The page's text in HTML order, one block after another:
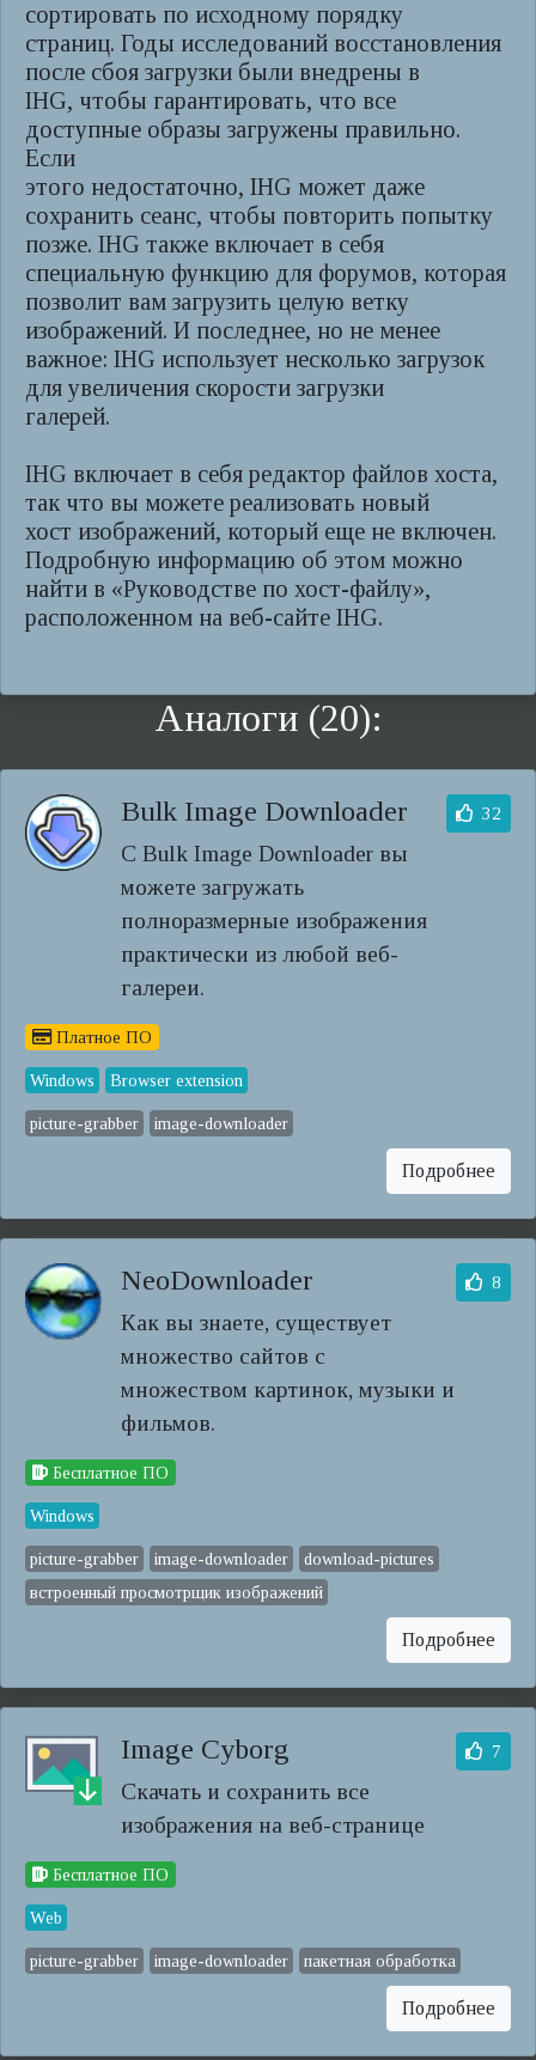
сортировать по исходному порядку
страниц. Годы исследований восстановления
после сбоя загрузки были внедрены в
IHG, чтобы гарантировать, что все
доступные образы загружены правильно.
Если
этого недостаточно, IHG может даже
сохранить сеанс, чтобы повторить попытку
позже. IHG также включает в себя
специальную функцию для форумов, которая
позволит вам загрузить целую ветку
изображений. И последнее, но не менее
важное: IHG использует несколько загрузок
для увеличения скорости загрузки
галерей.
IHG включает в себя редактор файлов хоста,
так что вы можете реализовать новый
хост изображений, который еще не включен.
Подробную информацию об этом можно
найти в «Руководстве по хост-файлу»,
расположенном на веб-сайте IHG.
Аналоги (20):
Bulk Image Downloader
С Bulk Image Downloader вы
можете загружать
полноразмерные изображения
практически из любой веб-
галереи.
32
Платное ПО
Windows Browser extension
picture-grabber image-downloader
Подробнее
NeoDownloader
Как вы знаете, существует
множество сайтов с
множеством картинок, музыки и
фильмов.
8
Бесплатное ПО
Windows
picture-grabber image-downloader
download-pictures
встроенный просмотрщик изображений
Подробнее
Image Cyborg
Скачать и сохранить все
изображения на веб-странице
7
Бесплатное ПО
Web
picture-grabber image-downloader пакетная обработка
Подробнее